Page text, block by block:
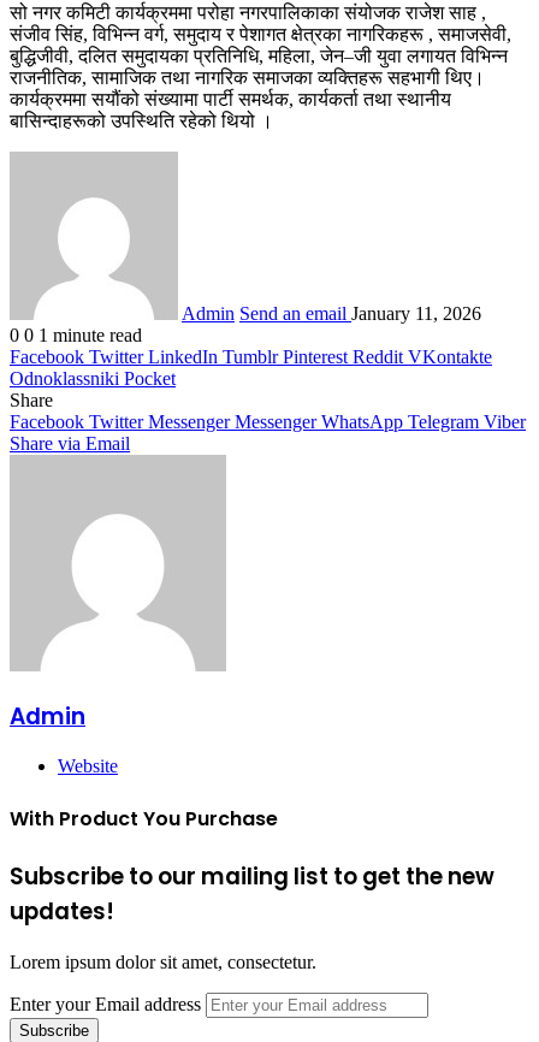
सो नगर कमिटी कार्यक्रममा परोहा नगरपालिकाका संयोजक राजेश साह ,
संजीव सिंह, विभिन्न वर्ग, समुदाय र पेशागत क्षेत्रका नागरिकहरू , समाजसेवी,
बुद्धिजीवी, दलित समुदायका प्रतिनिधि, महिला, जेन–जी युवा लगायत विभिन्न
राजनीतिक, सामाजिक तथा नागरिक समाजका व्यक्तिहरू सहभागी थिए।
कार्यक्रममा सयौंको संख्यामा पार्टी समर्थक, कार्यकर्ता तथा स्थानीय
बासिन्दाहरूको उपस्थिति रहेको थियो ।
Admin Send an email January 11, 2026
0 0 1 minute read
Facebook Twitter LinkedIn Tumblr Pinterest Reddit VKontakte
Odnoklassniki Pocket
Share
Facebook Twitter Messenger Messenger WhatsApp Telegram Viber
Share via Email
Admin
Website
With Product You Purchase
Subscribe to our mailing list to get the new
updates!
Lorem ipsum dolor sit amet, consectetur.
Enter your Email address